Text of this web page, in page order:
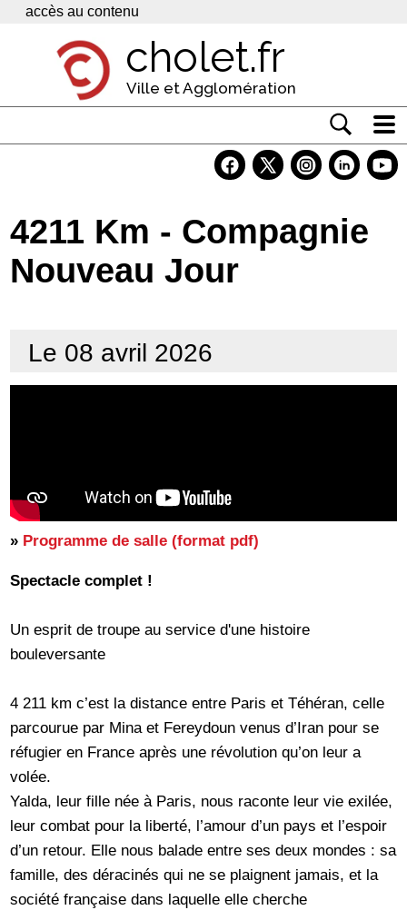
Panneau de gestion des cookies
accès au contenu
cholet.fr
Ville et Agglomération
Economie
Services
4211 Km - Compagnie
Nouveau Jour
Le 08 avril 2026
» Programme de salle (format pdf)
Spectacle complet !
Un esprit de troupe au service d'une histoire
bouleversante
4 211 km c’est la distance entre Paris et Téhéran, celle
parcourue par Mina et Fereydoun venus d’Iran pour se
réfugier en France après une révolution qu’on leur a
volée.
Yalda, leur fille née à Paris, nous raconte leur vie exilée,
leur combat pour la liberté, l’amour d’un pays et l’espoir
d’un retour. Elle nous balade entre ses deux mondes : sa
famille, des déracinés qui ne se plaignent jamais, et la
société française dans laquelle elle cherche